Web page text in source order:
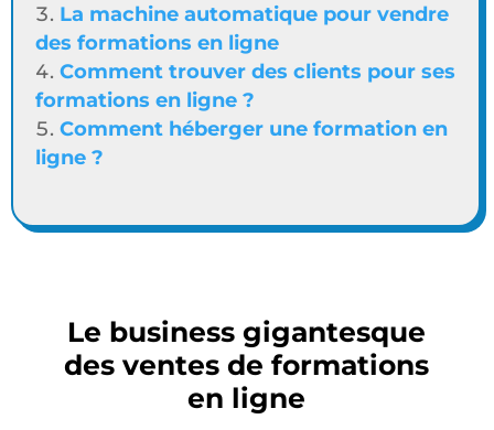
La machine automatique pour vendre
des formations en ligne
Comment trouver des clients pour ses
formations en ligne ?
Comment héberger une formation en
ligne ?
Le business gigantesque
des ventes de formations
en ligne